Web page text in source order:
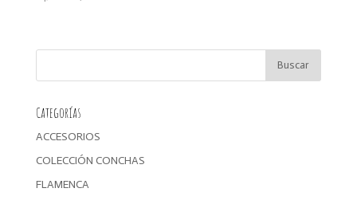
era:
es:
Categorías
ACCESORIOS
COLECCIÓN CONCHAS
FLAMENCA